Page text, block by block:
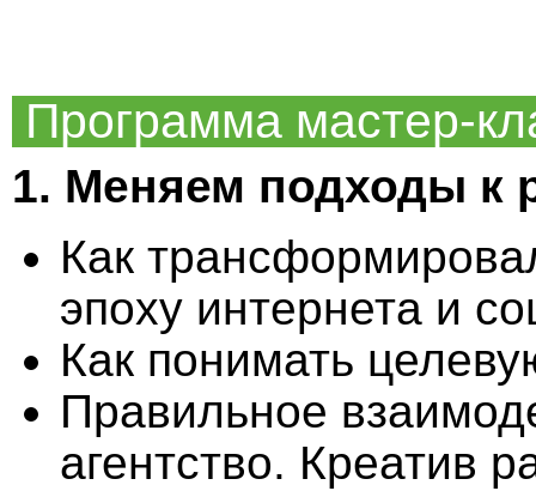
Программа мастер-
1. Меняем подходы к
Как
эпоху интернета и
Как понимать
Правильное
агентство. Креатив